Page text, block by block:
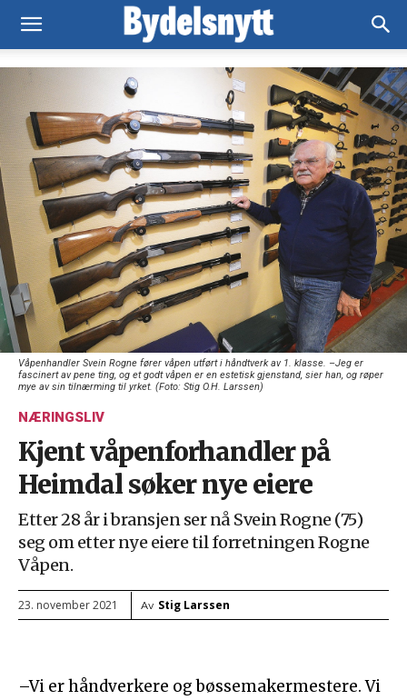
Våpenhandler Svein Rogne fører våpen utført i håndtverk av 1. klasse. –Jeg er
fascinert av pene ting, og et godt våpen er en estetisk gjenstand, sier han, og røper
mye av sin tilnærming til yrket. (Foto: Stig O.H. Larssen)
NÆRINGSLIV
Kjent våpenforhandler på
Heimdal søker nye eiere
Etter 28 år i bransjen ser nå Svein Rogne (75)
seg om etter nye eiere til forretningen Rogne
Våpen.
23. november 2021 Av Stig Larssen
–Vi er håndverkere og bøssemakermestere. Vi